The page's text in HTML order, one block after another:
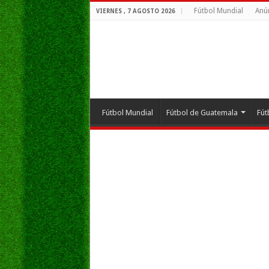
VIERNES , 7 AGOSTO 2026 Fútbol Mundial
Fútbol Mundial Fútbol de Guatemala